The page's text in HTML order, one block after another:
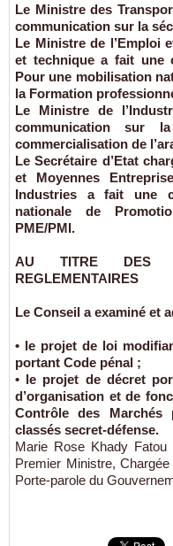
Le Ministre des
communication sur la
Le Ministre de l’Emploi
et technique a fait une
Pour une mobilisation
la Formation
Le Ministre de
communication sur
commercialisation de
Le Secrétaire d’Etat
et Moyennes
Industries a fait une
nationale de
PME/PMI.
AU TITRE DES
REGLEMENTAIRES
Le Conseil a examiné et
• le projet de loi
portant Code pénal ;
• le projet de décret
d’organisation et de
Contrôle des
classés secret-défense.
Marie Rose Khady Fatou
Premier Ministre,
Porte-parole du